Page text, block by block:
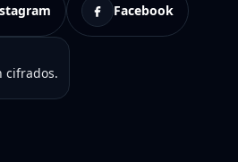
Facebook
cifrados.